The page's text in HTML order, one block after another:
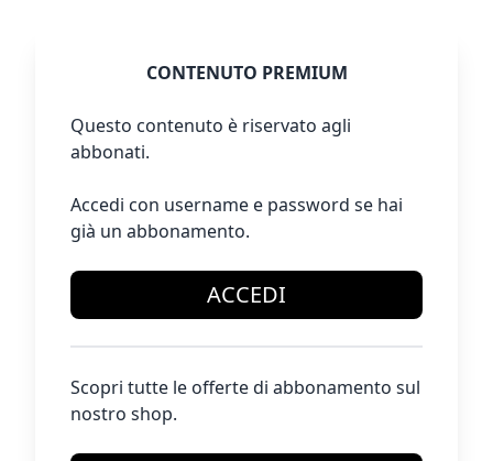
CONTENUTO PREMIUM
Questo contenuto è riservato agli
abbonati.
Accedi con username e password se hai
già un abbonamento.
ACCEDI
Scopri tutte le offerte di abbonamento sul
nostro shop.